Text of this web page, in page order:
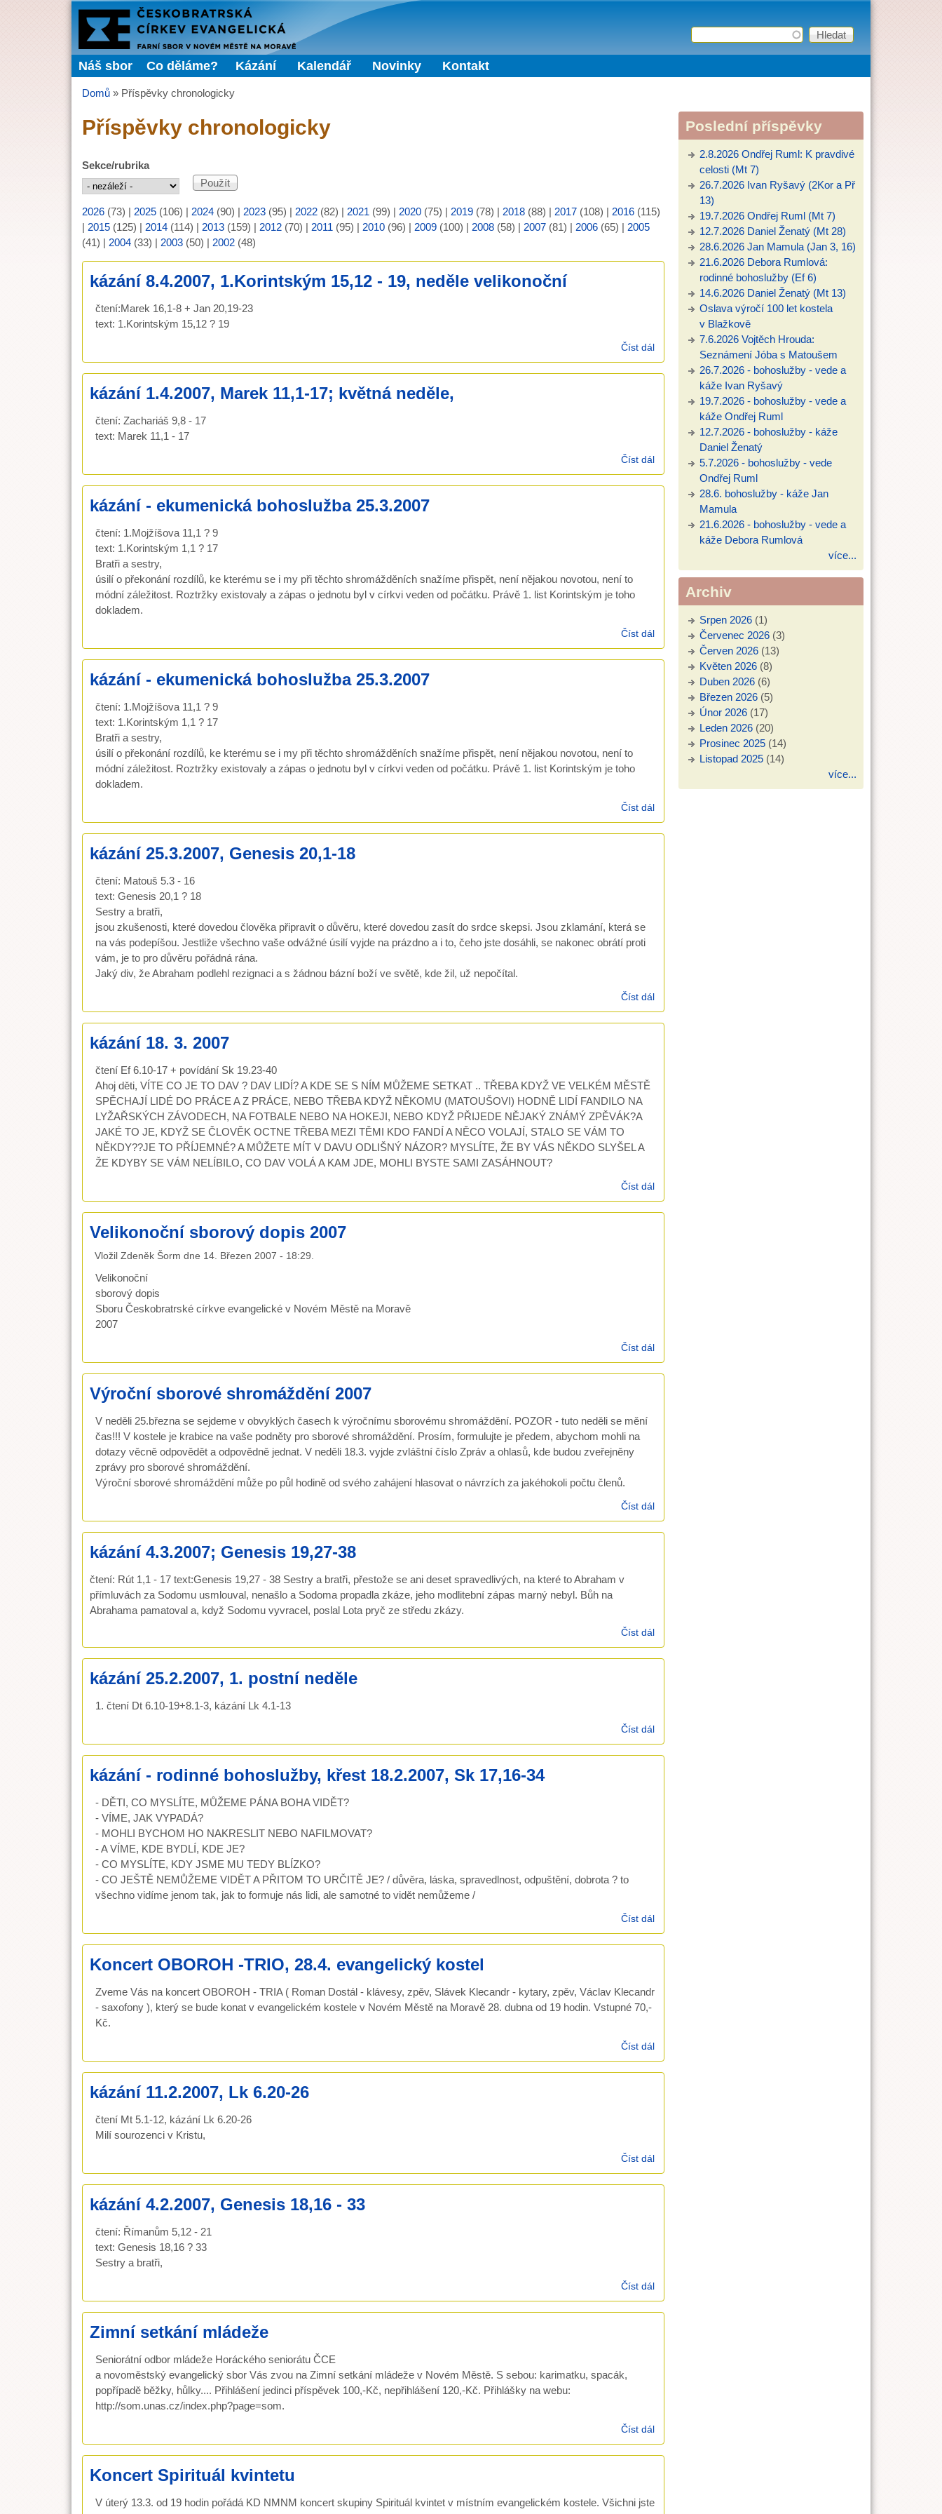
FARNÍ
SBOR
ČCE
Vyhledávání
Hledat
Hlavní menu
Náš sbor Co děláme? Kázání Kalendář Novinky Kontakt
Jste zde
Domů » Příspěvky chronologicky
Příspěvky chronologicky
Sekce/rubrika
2026 (73) | 2025 (106) | 2024 (90) | 2023 (95) | 2022 (82) | 2021 (99) | 2020 (75) | 2019 (78) | 2018 (88) | 2017 (108) | 2016 (115)
| 2015 (125) | 2014 (114) | 2013 (159) | 2012 (70) | 2011 (95) | 2010 (96) | 2009 (100) | 2008 (58) | 2007 (81) | 2006 (65) | 2005
(41) | 2004 (33) | 2003 (50) | 2002 (48)
kázání 8.4.2007, 1.Korintským 15,12 - 19, neděle velikonoční
čtení:Marek 16,1-8 + Jan 20,19-23
text: 1.Korintským 15,12 ? 19
Číst dálkázání 8.4.2007, 1.Korintským 15,12 - 19, neděle velikonoční
kázání 1.4.2007, Marek 11,1-17; květná neděle,
čtení: Zachariáš 9,8 - 17
text: Marek 11,1 - 17
Číst dálkázání 1.4.2007, Marek 11,1-17; květná neděle,
kázání - ekumenická bohoslužba 25.3.2007
čtení: 1.Mojžíšova 11,1 ? 9
text: 1.Korintským 1,1 ? 17
Bratři a sestry,
úsilí o překonání rozdílů, ke kterému se i my při těchto shromážděních snažíme přispět, není nějakou novotou, není to
módní záležitost. Roztržky existovaly a zápas o jednotu byl v církvi veden od počátku. Právě 1. list Korintským je toho
dokladem.
Číst dálkázání - ekumenická bohoslužba 25.3.2007
kázání - ekumenická bohoslužba 25.3.2007
čtení: 1.Mojžíšova 11,1 ? 9
text: 1.Korintským 1,1 ? 17
Bratři a sestry,
úsilí o překonání rozdílů, ke kterému se i my při těchto shromážděních snažíme přispět, není nějakou novotou, není to
módní záležitost. Roztržky existovaly a zápas o jednotu byl v církvi veden od počátku. Právě 1. list Korintským je toho
dokladem.
Číst dálkázání - ekumenická bohoslužba 25.3.2007
kázání 25.3.2007, Genesis 20,1-18
čtení: Matouš 5.3 - 16
text: Genesis 20,1 ? 18
Sestry a bratři,
jsou zkušenosti, které dovedou člověka připravit o důvěru, které dovedou zasít do srdce skepsi. Jsou zklamání, která se
na vás podepíšou. Jestliže všechno vaše odvážné úsilí vyjde na prázdno a i to, čeho jste dosáhli, se nakonec obrátí proti
vám, je to pro důvěru pořádná rána.
Jaký div, že Abraham podlehl rezignaci a s žádnou bázní boží ve světě, kde žil, už nepočítal.
Číst dálkázání 25.3.2007, Genesis 20,1-18
kázání 18. 3. 2007
čtení Ef 6.10-17 + povídání Sk 19.23-40
Ahoj děti, VÍTE CO JE TO DAV ? DAV LIDÍ? A KDE SE S NÍM MŮŽEME SETKAT .. TŘEBA KDYŽ VE VELKÉM MĚSTĚ
SPĚCHAJÍ LIDÉ DO PRÁCE A Z PRÁCE, NEBO TŘEBA KDYŽ NĚKOMU (MATOUŠOVI) HODNĚ LIDÍ FANDILO NA
LYŽAŘSKÝCH ZÁVODECH, NA FOTBALE NEBO NA HOKEJI, NEBO KDYŽ PŘIJEDE NĚJAKÝ ZNÁMÝ ZPĚVÁK?A
JAKÉ TO JE, KDYŽ SE ČLOVĚK OCTNE TŘEBA MEZI TĚMI KDO FANDÍ A NĚCO VOLAJÍ, STALO SE VÁM TO
NĚKDY??JE TO PŘÍJEMNÉ? A MŮŽETE MÍT V DAVU ODLIŠNÝ NÁZOR? MYSLÍTE, ŽE BY VÁS NĚKDO SLYŠEL A
ŽE KDYBY SE VÁM NELÍBILO, CO DAV VOLÁ A KAM JDE, MOHLI BYSTE SAMI ZASÁHNOUT?
Číst dálkázání 18. 3. 2007
Velikonoční sborový dopis 2007
Vložil Zdeněk Šorm dne 14. Březen 2007 - 18:29
Velikonoční
sborový dopis
Sboru Českobratrské církve evangelické v Novém Městě na Moravě
2007
Číst dálVelikonoční sborový dopis 2007
Výroční sborové shromáždění 2007
V neděli 25.března se sejdeme v obvyklých časech k výročnímu sborovému shromáždění. POZOR - tuto neděli se mění
čas!!! V kostele je krabice na vaše podněty pro sborové shromáždění. Prosím, formulujte je předem, abychom mohli na
dotazy věcně odpovědět a odpovědně jednat. V neděli 18.3. vyjde zvláštní číslo Zpráv a ohlasů, kde budou zveřejněny
zprávy pro sborové shromáždění.
Výroční sborové shromáždění může po půl hodině od svého zahájení hlasovat o návrzích za jakéhokoli počtu členů.
Číst dálVýroční sborové shromáždění 2007
kázání 4.3.2007; Genesis 19,27-38
čtení: Rút 1,1 - 17 text:Genesis 19,27 - 38 Sestry a bratři, přestože se ani deset spravedlivých, na které to Abraham v
přímluvách za Sodomu usmlouval, nenašlo a Sodoma propadla zkáze, jeho modlitební zápas marný nebyl. Bůh na
Abrahama pamatoval a, když Sodomu vyvracel, poslal Lota pryč ze středu zkázy.
Číst dálkázání 4.3.2007; Genesis 19,27-38
kázání 25.2.2007, 1. postní neděle
1. čtení Dt 6.10-19+8.1-3, kázání Lk 4.1-13
Číst dálkázání 25.2.2007, 1. postní neděle
kázání - rodinné bohoslužby, křest 18.2.2007, Sk 17,16-34
- DĚTI, CO MYSLÍTE, MŮŽEME PÁNA BOHA VIDĚT?
- VÍME, JAK VYPADÁ?
- MOHLI BYCHOM HO NAKRESLIT NEBO NAFILMOVAT?
- A VÍME, KDE BYDLÍ, KDE JE?
- CO MYSLÍTE, KDY JSME MU TEDY BLÍZKO?
- CO JEŠTĚ NEMŮŽEME VIDĚT A PŘITOM TO URČITĚ JE? / důvěra, láska, spravedlnost, odpuštění, dobrota ? to
všechno vidíme jenom tak, jak to formuje nás lidi, ale samotné to vidět nemůžeme /
Číst dálkázání - rodinné bohoslužby, křest 18.2.2007, Sk 17,16-34
Koncert OBOROH -TRIO, 28.4. evangelický kostel
Zveme Vás na koncert OBOROH - TRIA ( Roman Dostál - klávesy, zpěv, Slávek Klecandr - kytary, zpěv, Václav Klecandr
- saxofony ), který se bude konat v evangelickém kostele v Novém Městě na Moravě 28. dubna od 19 hodin. Vstupné 70,-
Kč.
Číst dálKoncert OBOROH -TRIO, 28.4. evangelický kostel
kázání 11.2.2007, Lk 6.20-26
čtení Mt 5.1-12, kázání Lk 6.20-26
Milí sourozenci v Kristu,
Číst dálkázání 11.2.2007, Lk 6.20-26
kázání 4.2.2007, Genesis 18,16 - 33
čtení: Římanům 5,12 - 21
text: Genesis 18,16 ? 33
Sestry a bratři,
Číst dálkázání 4.2.2007, Genesis 18,16 - 33
Zimní setkání mládeže
Seniorátní odbor mládeže Horáckého seniorátu ČCE
a novoměstský evangelický sbor Vás zvou na Zimní setkání mládeže v Novém Městě. S sebou: karimatku, spacák,
popřípadě běžky, hůlky.... Přihlášení jedinci příspěvek 100,-Kč, nepřihlášení 120,-Kč. Přihlášky na webu:
http://som.unas.cz/index.php?page=som.
Číst dálZimní setkání mládeže
Koncert Spirituál kvintetu
V úterý 13.3. od 19 hodin pořádá KD NMNM koncert skupiny Spirituál kvintet v místním evangelickém kostele. Všichni jste
Poslední příspěvky
2.8.2026 Ondřej Ruml: K pravdivé
celosti (Mt 7)
26.7.2026 Ivan Ryšavý (2Kor a Př
13)
19.7.2026 Ondřej Ruml (Mt 7)
12.7.2026 Daniel Ženatý (Mt 28)
28.6.2026 Jan Mamula (Jan 3, 16)
21.6.2026 Debora Rumlová:
rodinné bohoslužby (Ef 6)
14.6.2026 Daniel Ženatý (Mt 13)
Oslava výročí 100 let kostela
v Blažkově
7.6.2026 Vojtěch Hrouda:
Seznámení Jóba s Matoušem
26.7.2026 - bohoslužby - vede a
káže Ivan Ryšavý
19.7.2026 - bohoslužby - vede a
káže Ondřej Ruml
12.7.2026 - bohoslužby - káže
Daniel Ženatý
5.7.2026 - bohoslužby - vede
Ondřej Ruml
28.6. bohoslužby - káže Jan
Mamula
21.6.2026 - bohoslužby - vede a
káže Debora Rumlová
více...
Archiv
Srpen 2026 (1)
Červenec 2026 (3)
Červen 2026 (13)
Květen 2026 (8)
Duben 2026 (6)
Březen 2026 (5)
Únor 2026 (17)
Leden 2026 (20)
Prosinec 2025 (14)
Listopad 2025 (14)
více...